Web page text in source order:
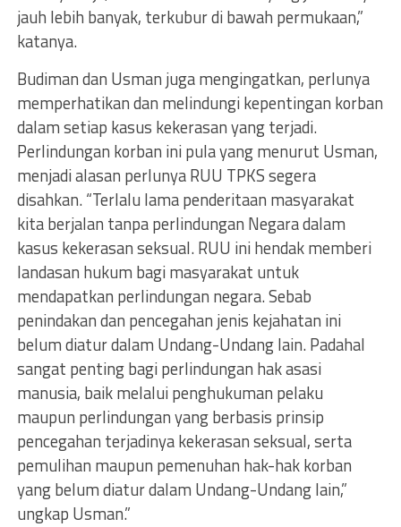
jauh lebih banyak, terkubur di bawah permukaan,”
katanya.
Budiman dan Usman juga mengingatkan, perlunya
memperhatikan dan melindungi kepentingan korban
dalam setiap kasus kekerasan yang terjadi.
Perlindungan korban ini pula yang menurut Usman,
menjadi alasan perlunya RUU TPKS segera
disahkan. “Terlalu lama penderitaan masyarakat
kita berjalan tanpa perlindungan Negara dalam
kasus kekerasan seksual. RUU ini hendak memberi
landasan hukum bagi masyarakat untuk
mendapatkan perlindungan negara. Sebab
penindakan dan pencegahan jenis kejahatan ini
belum diatur dalam Undang-Undang lain. Padahal
sangat penting bagi perlindungan hak asasi
manusia, baik melalui penghukuman pelaku
maupun perlindungan yang berbasis prinsip
pencegahan terjadinya kekerasan seksual, serta
pemulihan maupun pemenuhan hak-hak korban
yang belum diatur dalam Undang-Undang lain,”
ungkap Usman.”